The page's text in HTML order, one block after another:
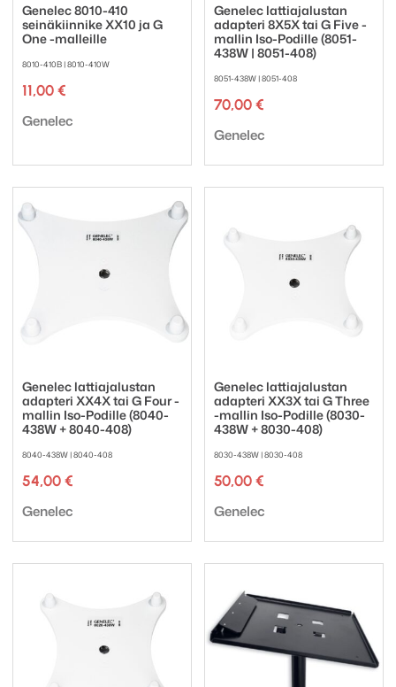
Genelec 8010-410
seinäkiinnike XX10 ja G
One -malleille
8010-410B | 8010-410W
11,00 €
Tuotemerkki:
Genelec
Genelec lattiajalustan
adapteri 8X5X tai G Five -
mallin Iso-Podille (8051-
438W | 8051-408)
8051-438W | 8051-408
70,00 €
Tuotemerkki:
Genelec
Genelec lattiajalustan
adapteri XX4X tai G Four -
mallin Iso-Podille (8040-
438W + 8040-408)
8040-438W | 8040-408
54,00 €
Tuotemerkki:
Genelec
Genelec lattiajalustan
adapteri XX3X tai G Three
-mallin Iso-Podille (8030-
438W + 8030-408)
8030-438W | 8030-408
50,00 €
Tuotemerkki:
Genelec